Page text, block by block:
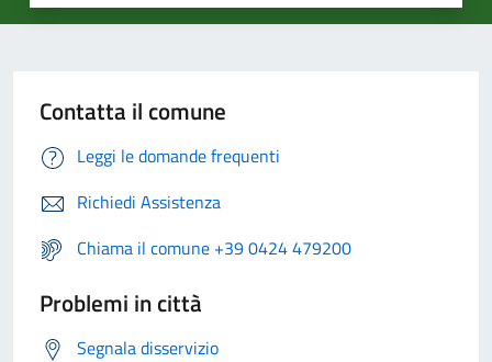
Contatta il comune
Leggi le domande frequenti
Richiedi Assistenza
Chiama il comune +39 0424 479200
Problemi in città
Segnala disservizio